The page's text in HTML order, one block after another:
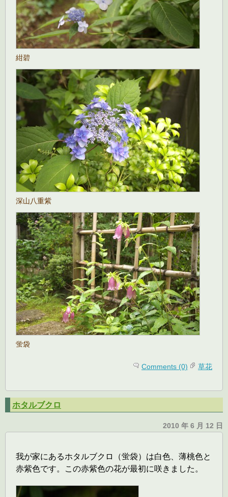
紺碧
深山八重紫
蛍袋
Comments (0) 草花
ホタルブクロ
2010 年 6 月 12 日
我が家にあるホタルブクロ（蛍袋）は白色、薄桃色と
赤紫色です。この赤紫色の花が最初に咲きました。